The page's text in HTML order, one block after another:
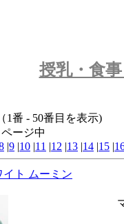
授乳・食
1番 - 50番目を表示)
ージ中
|9 |10 |11 |12 |13 |14 |15 |
イト ムーミン